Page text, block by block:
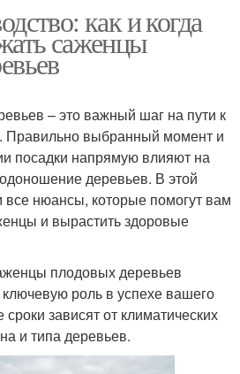
как и когда
саженцы
– это важный шаг на пути к
Правильно выбранный момент и
посадки напрямую влияют на
деревьев. В этой
нюансы, которые помогут вам
и вырастить здоровые
плодовых деревьев
роль в успехе вашего
зависят от климатических
и типа деревьев.